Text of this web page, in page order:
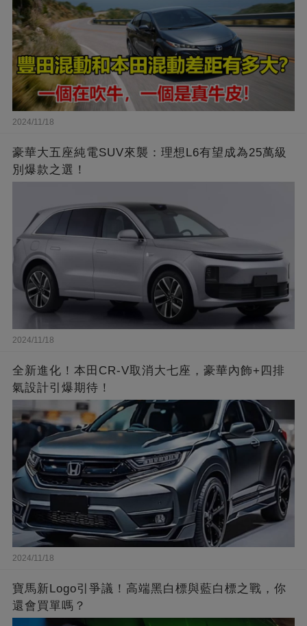
2024/11/18
豪華大五座純電SUV來襲：理想L6有望成為25萬級
別爆款之選！
2024/11/18
全新進化！本田CR-V取消大七座，豪華內飾+四排
氣設計引爆期待！
2024/11/18
寶馬新Logo引爭議！高端黑白標與藍白標之戰，你
還會買單嗎？